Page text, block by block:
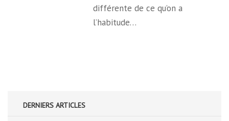
différente de ce qu’on a
l’habitude…
DERNIERS ARTICLES